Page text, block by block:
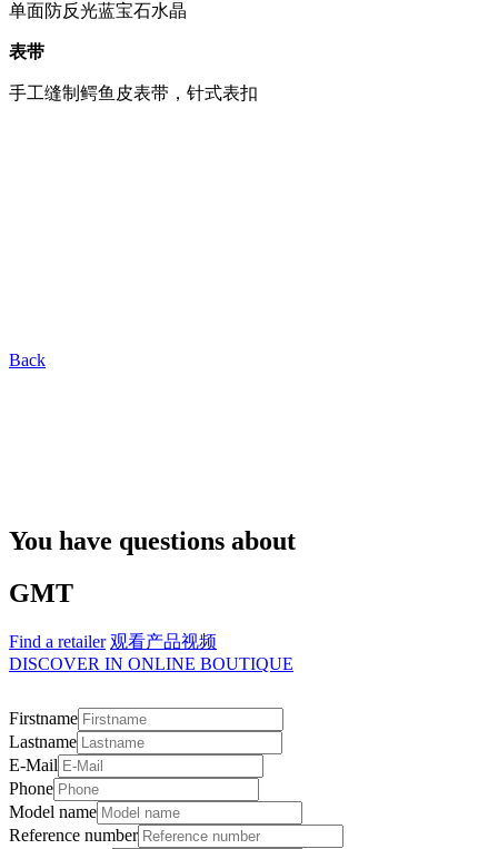
单面防反光蓝宝石水晶
表带
手工缝制鳄鱼皮表带，针式表扣
Back
You have questions about
GMT
Find a retailer 观看产品视频
DISCOVER IN ONLINE BOUTIQUE
Firstname
Lastname
E-Mail
Phone
Model name
Reference number